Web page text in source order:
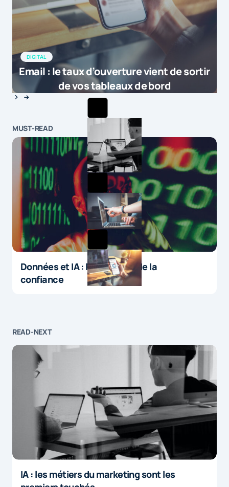
DIGITAL
Email : le taux d’ouverture vient de sortir
de vos tableaux de bord
MUST-READ
Données et IA : le paradoxe de la
confiance
READ-NEXT
IA : les métiers du marketing sont les